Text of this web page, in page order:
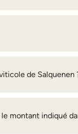
de Salquenen
montant indiqué